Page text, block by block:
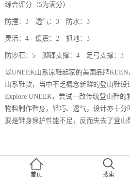
综合评分（5为满分）
防撞：3 透气：3 防水：3
灵活：4 缓震：2 抓地：3
防沙石：5 脚踝支撑：4 足弓支撑：3
以UNEEK山系凉鞋起家的美国品牌
山系鞋款，当中不乏概念新鲜的登山鞋设
Explore UNEEK，尝试一改传统登山鞋的
物料制作鞋身，轻巧、透气，设计亦十分
要是鞋身保护性能不足，反而失去了登山
首页 搜索